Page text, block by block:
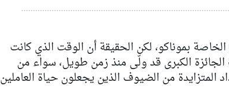
بموناكو، لكن الحقيقة أن الوقت الذي كانت
الكبرى قد ولّى منذ زمن طويل، سواء من
من الضيوف الذين يجعلون حياة العاملين